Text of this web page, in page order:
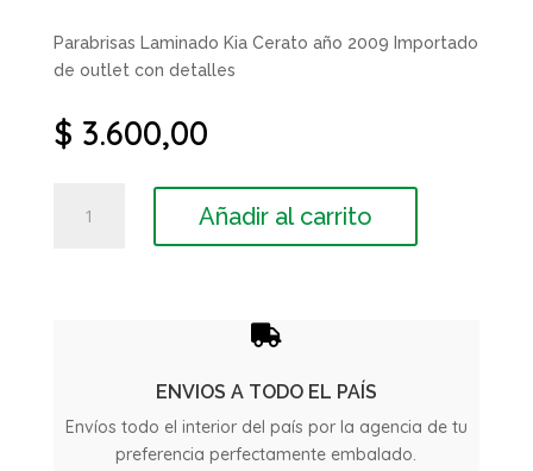
Parabrisas Laminado Kia Cerato año 2009 Importado
de outlet con detalles
$ 3.600,00
Laminado
Añadir al carrito

ENVIOS A TODO EL PAÍS
Envíos todo el interior del país por la agencia de tu
preferencia perfectamente embalado.